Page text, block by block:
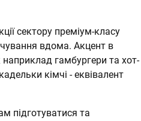
сектору преміум-класу
вдома. Акцент в
наприклад гамбургери та хот-
кімчі - еквівалент
підготуватися та